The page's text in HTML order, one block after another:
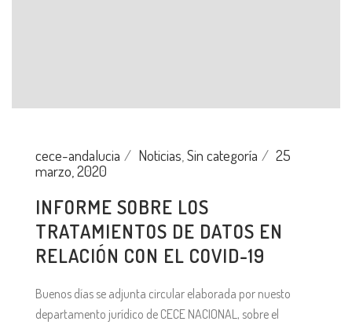
cece-andalucia Noticias Sin categoría
25
marzo, 2020
INFORME SOBRE LOS
TRATAMIENTOS DE DATOS EN
RELACIÓN CON EL COVID-19
Buenos días se adjunta circular elaborada por nuesto
departamento jurídico de CECE NACIONAL, sobre el